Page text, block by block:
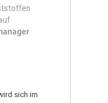
sich im